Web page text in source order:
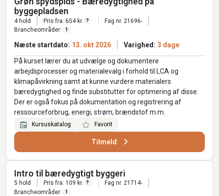
byggepladsen
4 hold Pris fra: 654 kr. ?
Fag nr. 21696-
Brancheområder:
1
Næste startdato: 13. okt 2026 Varighed: 3 dage
På kurset lærer du at udvælge og dokumentere
arbejdsprocesser og materialevalg i forhold til LCA og
klimapåvirkning samt at kunne vurdere materialers
bæredygtighed og finde substitutter for optimering af disse.
Der er også fokus på dokumentation og registrering af
ressourceforbrug, energi, strøm, brændstof m.m.
Kursuskatalog Favorit
Tilmeld
Intro til bæredygtigt byggeri
5 hold Pris fra: 109 kr. ?
Fag nr. 21714-
Brancheområder:
1